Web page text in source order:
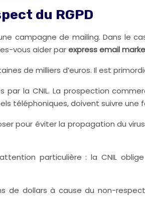
du RGPD
campagne de mailing. Dans le
vous aider parexpress email
de milliers d’euros. Il est
la CNIL. La prospection
téléphoniques, doivent suivre une
pour éviter la propagation du
particulière : la CNIL
de dollars à cause du non-